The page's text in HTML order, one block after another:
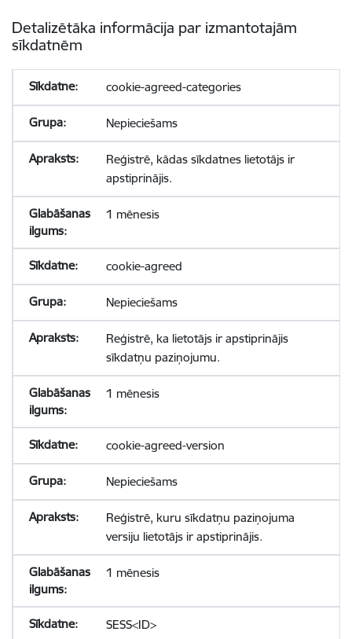
Detalizētāka informācija par izmantotajām
sīkdatnēm
cookie-agreed-categories
Nepieciešams
Reģistrē, kādas sīkdatnes lietotājs ir
apstiprinājis.
1 mēnesis
cookie-agreed
Nepieciešams
Reģistrē, ka lietotājs ir apstiprinājis
sīkdatņu paziņojumu.
1 mēnesis
cookie-agreed-version
Nepieciešams
Reģistrē, kuru sīkdatņu paziņojuma
versiju lietotājs ir apstiprinājis.
1 mēnesis
SESS<ID>